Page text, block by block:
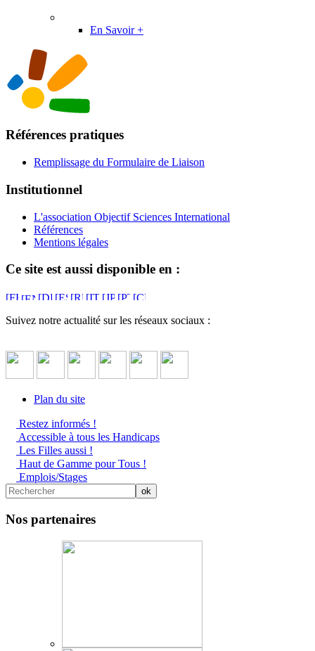
En Savoir +
Références pratiques
Remplissage du Formulaire de Liaison
Institutionnel
L'association Objectif Sciences International
Références
Mentions légales
Ce site est aussi disponible en :
Suivez notre actualité sur les réseaux sociaux :
Plan du site
Restez informés !
Accessible à tous les Handicaps
Les Filles aussi !
Haut de Gamme pour Tous !
Emplois/Stages
Nos partenaires